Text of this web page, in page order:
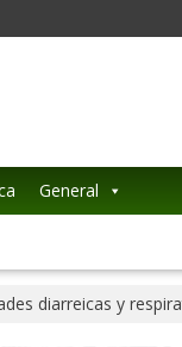
General
diarreicas y